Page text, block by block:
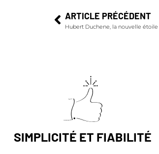
ARTICLE PRÉCÉDENT
Hubert Duchene, la nouvelle
SIMPLICITÉ ET FIABILITÉ